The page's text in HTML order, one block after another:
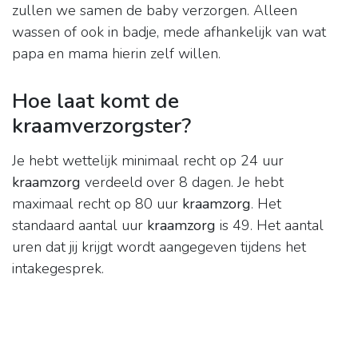
zullen we samen de baby verzorgen. Alleen
wassen of ook in badje, mede afhankelijk van wat
papa en mama hierin zelf willen.
Hoe laat komt de
kraamverzorgster?
Je hebt wettelijk minimaal recht op 24 uur
kraamzorg verdeeld over 8 dagen. Je hebt
maximaal recht op 80 uur kraamzorg. Het
standaard aantal uur kraamzorg is 49. Het aantal
uren dat jij krijgt wordt aangegeven tijdens het
intakegesprek.